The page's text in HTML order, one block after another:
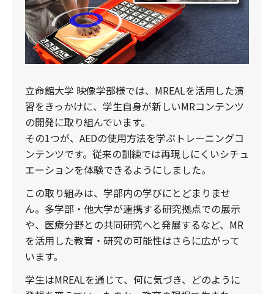
立命館大学 映像学部様では、MREALを活用した演
習をきっかけに、学生自身が新しいMRコンテンツ
の開発に取り組んでいます。
​その1つが、AEDの使用方法を学ぶトレーニングコ
ンテンツです。従来の訓練では再現しにくいシチュ
エーションを体験できるようにしました。
この取り組みは、学部内の学びにとどまりませ
ん。多学部・他大学が連携する研究拠点での展示
や、医療分野との共同研究へと発展するなど、MR
を活用した教育・研究の可能性はさらに広がって
います。
学生はMREALを通じて、何に気づき、どのように